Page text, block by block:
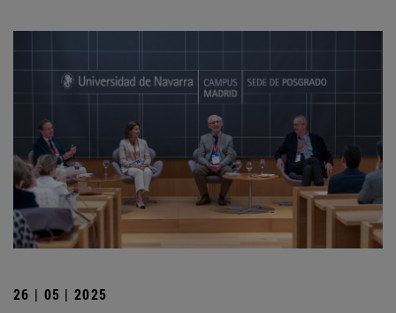
26 | 05 | 2025